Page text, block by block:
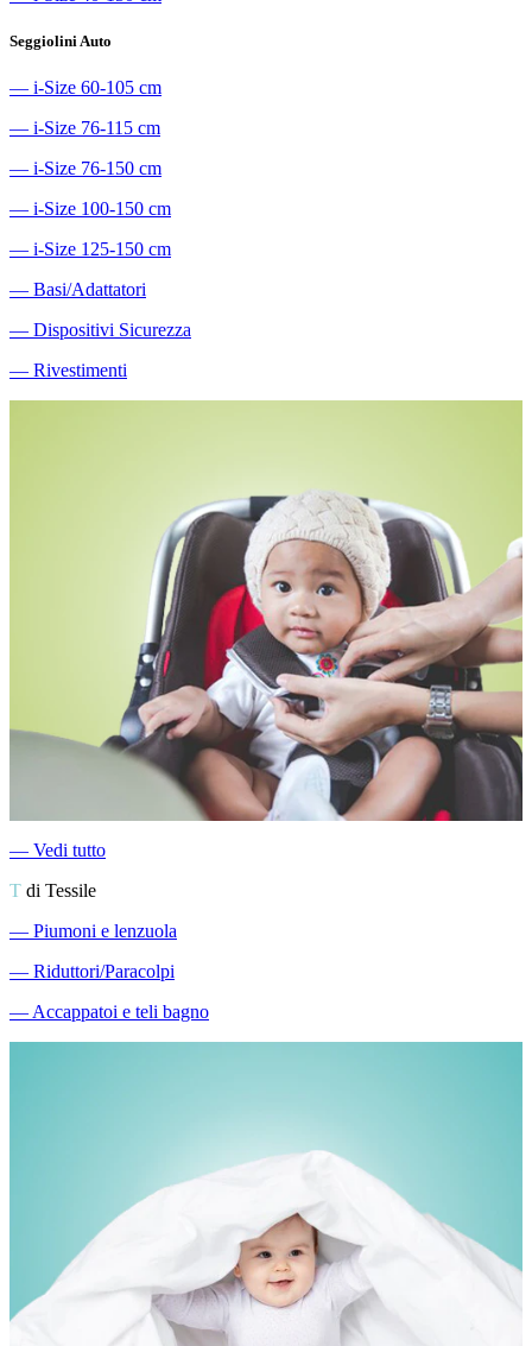
Seggiolini Auto
― i-Size 60-105 cm
― i-Size 76-115 cm
― i-Size 76-150 cm
― i-Size 100-150 cm
― i-Size 125-150 cm
― Basi/Adattatori
― Dispositivi Sicurezza
― Rivestimenti
― Vedi tutto
T di Tessile
― Piumoni e lenzuola
― Riduttori/Paracolpi
―Accappatoi e teli bagno